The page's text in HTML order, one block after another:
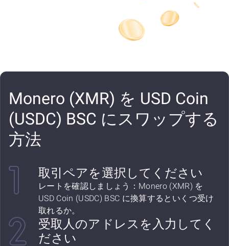
Monero (XMR) を USD Coin
(USDC) BSC にスワップする
方法
取引ペアを選択してください
レートを確認しましょう：Monero (XMR) を
USD Coin (USDC) BSC に換算するといくつ受け
取れるか。
受取人のアドレスを入力してく
ださい